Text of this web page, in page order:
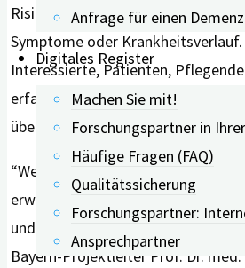
Anfrage für einen
Digitales Register
Machen Sie mit!
Forschungspartner in
Häufige Fragen (FAQ)
Qualitätssicherung
Forschungspartner:
Ansprechpartner
Risikofaktoren, Pflege und
Symptome oder
Interessierte, Patienten,
erfasst in fünf Sprachen
über die Alzheimer-Demenz.
“Wer gut informiert ist und seinen
erweitert, achtet besser auf seine
und die Gesundheit anderer”,
Bayern-Projektleiter Prof. Dr.